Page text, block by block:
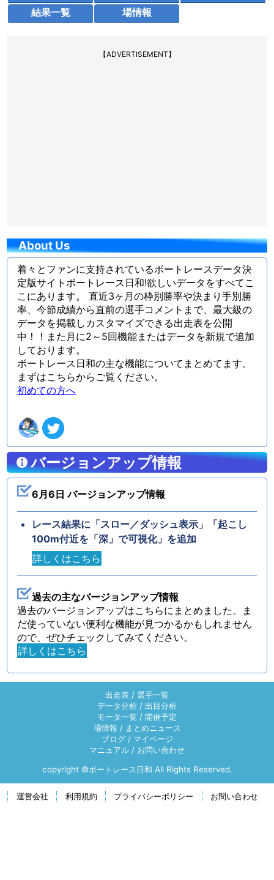
結果一覧
場情報
【ADVERTISEMENT】
About Us
着々とファンに支持されているボートレースデータ決
定版サイトボートレース日和!欲しいデータをすべてこ
こにあります。 直近3ヶ月の枠別勝率や決まり手別勝
率、今節成績から直前の選手コメントまで、最大級の
データを掲載しカスタマイズできる出走表を公開
中！！また月に2～5回機能またはデータを新規で追加
しております。
ボートレース日和の主な機能についてまとめてます。
まずはこちらからご覧ください。
初めての方へ
バージョンアップ情報
6月6日 バージョンアップ情報
レース結果に「スロー／ダッシュ表示」「起こし
100m付近を「深」で可視化」を追加
詳しくはこちら
過去の主なバージョンアップ情報
過去のバージョンアップはこちらにまとめました。ま
だ使っていない便利な機能が見つかるかもしれません
ので、ぜひチェックしてみてください。
詳しくはこちら
出走表 / 選手一覧
データ分析 / 出目分析
モータ一覧 / 開催予定
場情報 / まとめニュース
ブログ/ マイページ
マニュアル / お問い合わせ
copyright ©ボートレース日和 All Rights Reserved.
運営会社 利用規約 プライバシーポリシー お問い合わせ